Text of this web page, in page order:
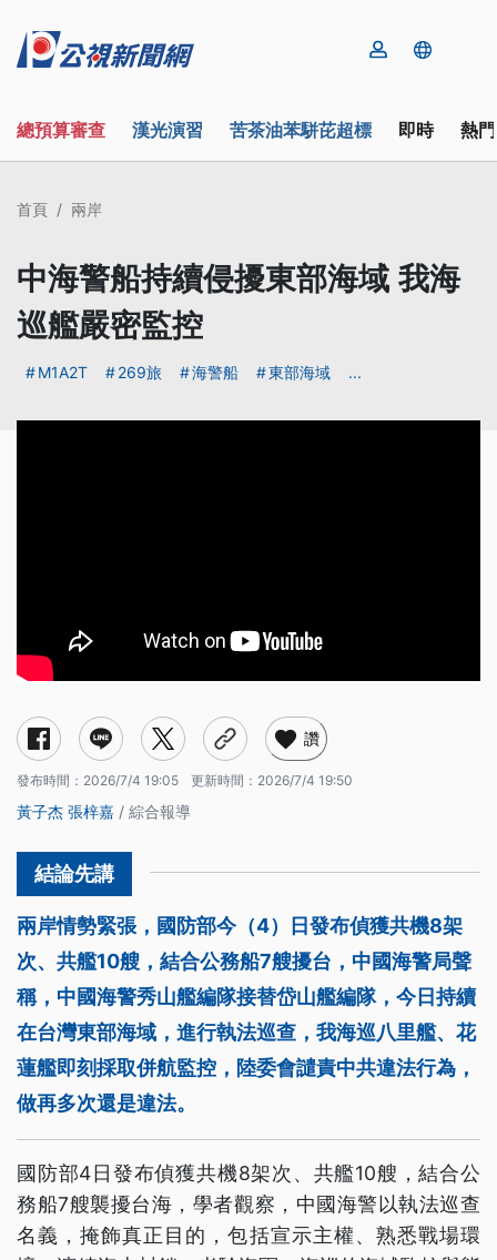
總預算審查 漢光演習 苦茶油苯駢芘超標 即時 熱
首頁 兩岸
中海警船持續侵擾東部海域 我海
巡艦嚴密監控
M1A2T 269旅 海警船 東部海域 ...
讚
發布時間： 2026/7/4 19:05 更新時間： 2026/7/4 19:50
黃子杰 張梓嘉 / 綜合報導
兩岸情勢緊張，國防部今（4）日發布偵獲共機8架
次、共艦10艘，結合公務船7艘擾台，中國海警局聲
稱，中國海警秀山艦編隊接替岱山艦編隊，今日持續
在台灣東部海域，進行執法巡查，我海巡八里艦、花
蓮艦即刻採取併航監控，陸委會譴責中共違法行為，
做再多次還是違法。
國防部4日發布偵獲共機8架次、共艦10艘，結合公
務船7艘襲擾台海，學者觀察，中國海警以執法巡查
名義，掩飾真正目的，包括宣示主權、熟悉戰場環